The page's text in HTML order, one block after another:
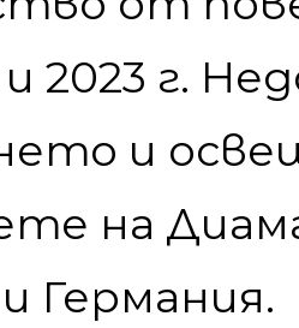
и 2023 г.
и
на
Германия.